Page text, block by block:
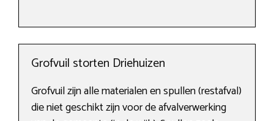
Grofvuil storten Driehuizen
Grofvuil zijn alle materialen en spullen (restafval)
die niet geschikt zijn voor de afvalverwerking